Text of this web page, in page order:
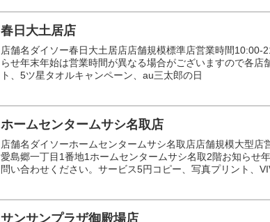
春日大土居店
店舗名ダイソー春日大土居店店舗規模標準店営業時間
らせ年末年始は営業時間が異なる場合がございますので各
ト、5ツ星タオルキャンペーン、au三太郎の日
ホームセンタームサシ名取店
店舗名ダイソーホームセンタームサシ名取店店舗規模大型
愛島郷一丁目1番地1ホームセンタームサシ名取2階お知らせ
問い合わせください。サービス5円コピー、写真プリント、
サンサンプラザ御殿場店